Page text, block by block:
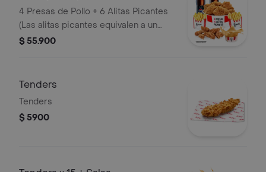
4 Presas de Pollo + 6 Alitas Picantes
(Las alitas picantes equivalen a un
trozo de ala) + 2 Papas Pequeñas + 2
$ 55.900
Tenders
Tenders
$ 5900